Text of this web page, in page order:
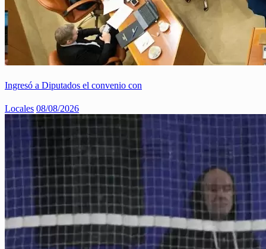
Ingresó a Diputados el convenio con
Locales 08/08/2026